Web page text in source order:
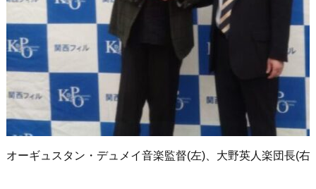
オーギュスタン・デュメイ音楽監督(左)、大野英人楽団長(右